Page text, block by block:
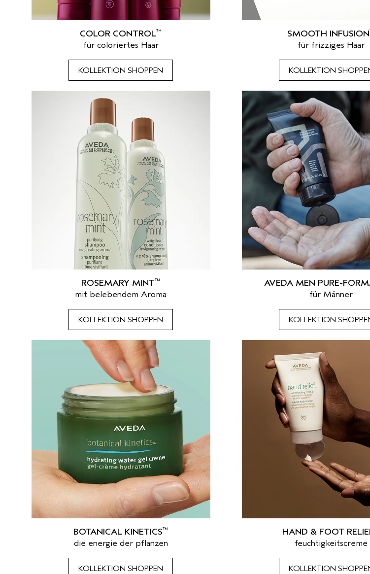
COLOR CONTROL™
für coloriertes Haar
KOLLEKTION SHOPPEN
SMOOTH INFUSION
für frizziges Haar
KOLLEKTION
ROSEMARY MINT™
mit belebendem Aroma
KOLLEKTION SHOPPEN
AVEDA MEN PURE-
für Männer
KOLLEKTION
BOTANICAL KINETICS™
die energie der pflanzen
KOLLEKTION SHOPPEN
HAND & FOOT
feuchtigkeitscreme
KOLLEKTION